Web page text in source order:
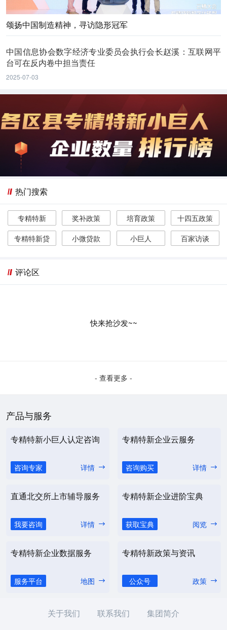
颂扬中国制造精神，寻访隐形冠军
中国信息协会数字经济专业委员会执行会长赵溪：互联网平
台可在反内卷中担当责任
2025-07-03
热门搜索
专精特新 奖补政策 培育政策
十四五政策
专精特新贷
小微贷款 小巨人 百家访谈
评论区
快来抢沙发~~
- 查看更多 -
产品与服务
专精特新小巨人认定咨询
咨询专家 详情
专精特新企业云服务
咨询购买 详情
直通北交所上市辅导服务
我要咨询 详情
专精特新企业进阶宝典
获取宝典 阅览
专精特新企业数据服务
服务平台 地图
专精特新政策与资讯
公众号 政策
关于我们 联系我们 集团简介